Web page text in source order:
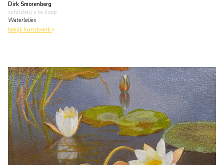
Dirk Smorenberg
schilderij • te koop
Waterlelies
bekijk kunstwerk